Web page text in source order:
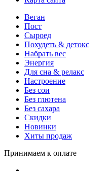
Веган
Пост
Сыроед
Похудеть & детокс
Набрать вес
Энергия
Для сна & релакс
Настроение
Без сои
Без глютена
Без сахара
Скидки
Новинки
Хиты продаж
Принимаем к оплате